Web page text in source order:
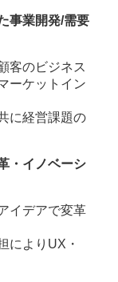
事業開発/需要
客のビジネス
ーケットイン
に経営課題の
・イノベーシ
イデアで変革
によりUX・